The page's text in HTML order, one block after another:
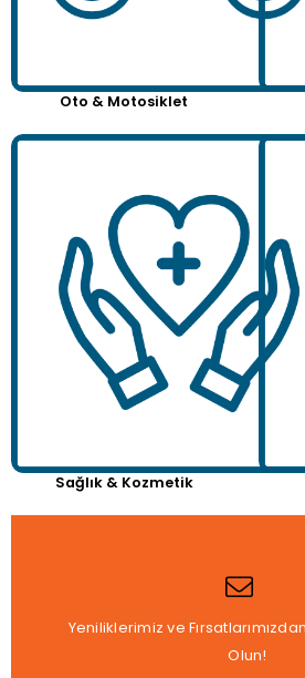
Oto & Motosiklet
Sağlık & Kozmetik
Yeniliklerimiz ve
Olun!